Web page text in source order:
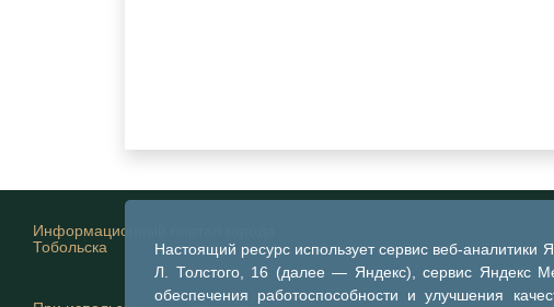
Настоящий ресурс использует сервис веб-
Л. Толстого, 16 (далее — Яндекс), сервис Яндекс
обеспечения работоспособности и улучшения
Информационный портал города
Тобольска